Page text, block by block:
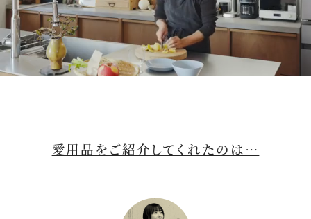
e
愛用品をご紹介してくれたのは…